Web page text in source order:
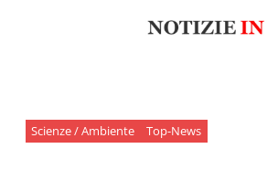
Scienze / Ambiente Top-News